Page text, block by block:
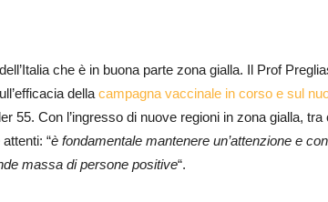
che è in buona parte zona gialla. Il Prof
della campagna vaccinale in corso e sul
55. Con l’ingresso di nuove regioni in zona gialla, tra
“è fondamentale mantenere un’attenzione e
massa di persone positive“.